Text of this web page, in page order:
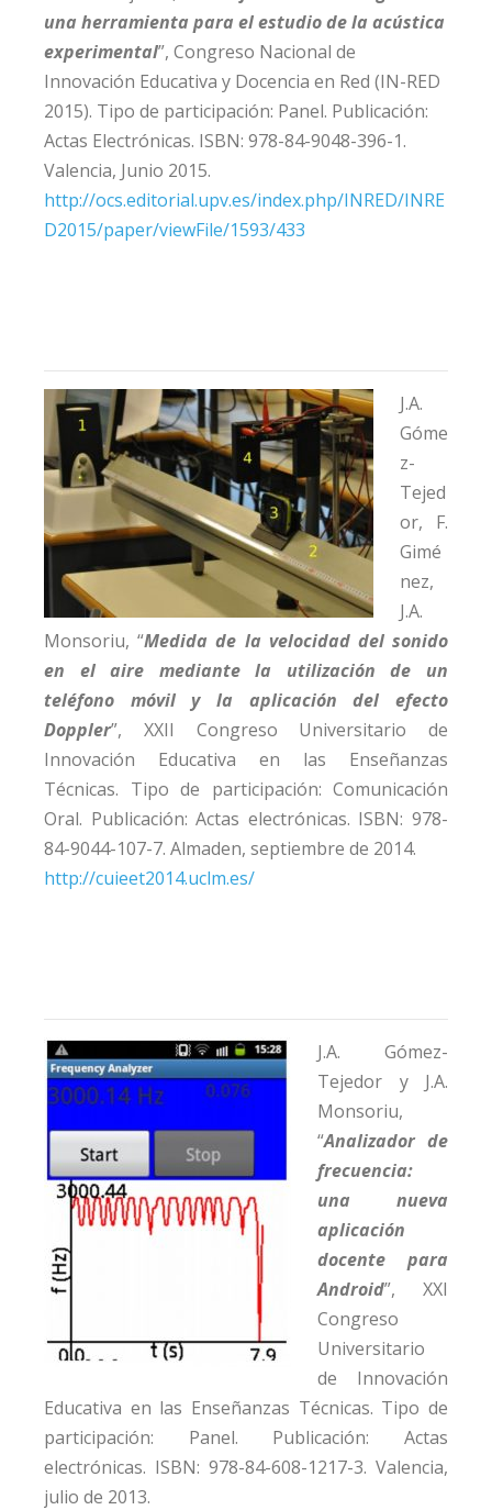
una herramienta para el estudio de la acústica
experimental”, Congreso Nacional de
Innovación Educativa y Docencia en Red (IN-RED
2015). Tipo de participación: Panel. Publicación:
Actas Electrónicas. ISBN: 978-84-9048-396-1.
Valencia, Junio 2015.
http://ocs.editorial.upv.es/index.php/INRED/INRE
D2015/paper/viewFile/1593/433
J.A.
Góme
z-
Tejed
or, F.
Gimé
nez,
J.A.
Monsoriu, “Medida de la velocidad del sonido
en el aire mediante la utilización de un
teléfono móvil y la aplicación del efecto
Doppler”, XXII Congreso Universitario de
Innovación Educativa en las Enseñanzas
Técnicas. Tipo de participación: Comunicación
Oral. Publicación: Actas electrónicas. ISBN: 978-
84-9044-107-7. Almaden, septiembre de 2014.
http://cuieet2014.uclm.es/
J.A. Gómez-
Tejedor y J.A.
Monsoriu,
“Analizador de
frecuencia:
una nueva
aplicación
docente para
Android”, XXI
Congreso
Universitario
de Innovación
Educativa en las Enseñanzas Técnicas. Tipo de
participación: Panel. Publicación: Actas
electrónicas. ISBN: 978-84-608-1217-3. Valencia,
julio de 2013.